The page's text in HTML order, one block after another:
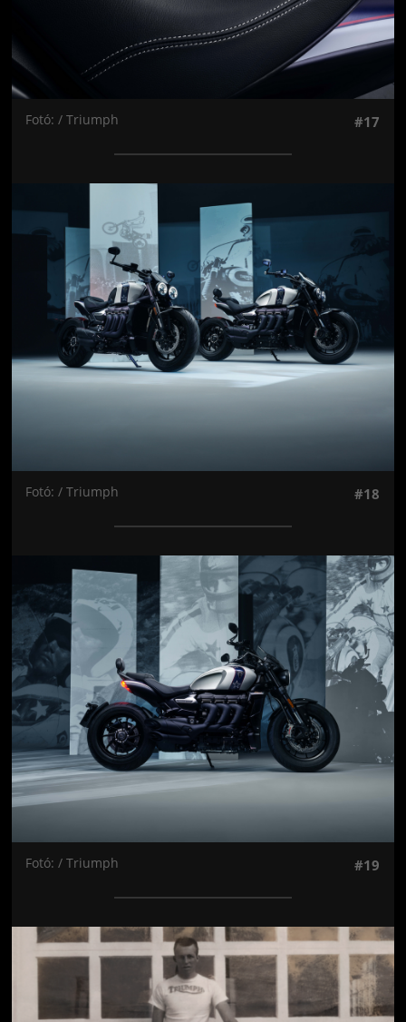
Fotó: / Triumph #17
Jön még kép!
Fotó: / Triumph #18
Jön még kép!
Fotó: / Triumph #19
Jön még kép!